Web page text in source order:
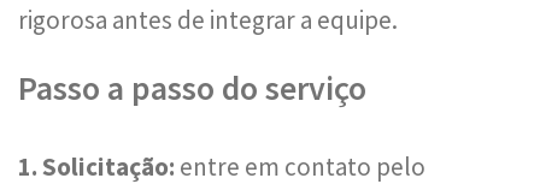
rigorosa antes de integrar a equipe.
Passo a passo do serviço
1. Solicitação: entre em contato pelo